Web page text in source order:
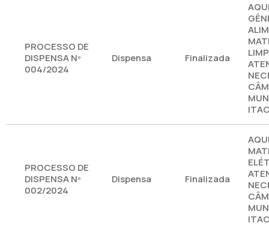
PROCESSO DE
DISPENSA Nº
004/2024
Dispensa Finalizada
PROCESSO DE
DISPENSA Nº
002/2024
Dispensa Finalizada